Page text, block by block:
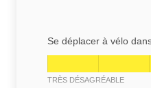
Se déplacer à vélo
TRÈS DÉSAGRÉABLE